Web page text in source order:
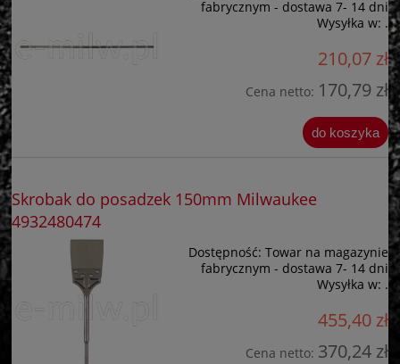
fabrycznym - dostawa 7- 14 dni
Wysyłka w: .
210,07 zł
Cena netto: 170,79 zł
do koszyka
Skrobak do posadzek 150mm Milwaukee
4932480474
Dostępność: Towar na magazynie
fabrycznym - dostawa 7- 14 dni
Wysyłka w: .
455,40 zł
Cena netto: 370,24 zł